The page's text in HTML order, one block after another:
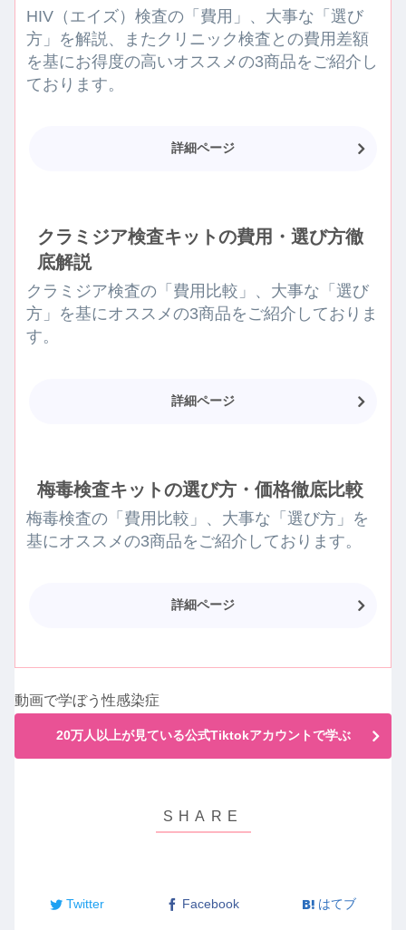
HIV（エイズ）検査の「費用」、大事な「選び
方」を解説、またクリニック検査との費用差額
を基にお得度の高いオススメの3商品をご紹介し
ております。
詳細ページ
クラミジア検査キットの費用・選び方徹
底解説
クラミジア検査の「費用比較」、大事な「選び
方」を基にオススメの3商品をご紹介しておりま
す。
詳細ページ
梅毒検査キットの選び方・価格徹底比較
梅毒検査の「費用比較」、大事な「選び方」を
基にオススメの3商品をご紹介しております。
詳細ページ
動画で学ぼう性感染症
20万人以上が見ている公式Tiktokアカウントで学ぶ
Twitter Facebook はてブ